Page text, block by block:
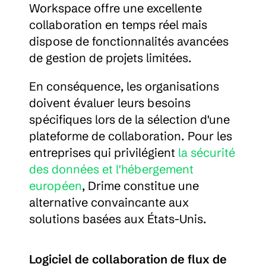
Workspace offre une excellente
collaboration en temps réel mais
dispose de fonctionnalités avancées
de gestion de projets limitées.
En conséquence, les organisations
doivent évaluer leurs besoins
spécifiques lors de la sélection d'une
plateforme de collaboration. Pour les
entreprises qui privilégient la sécurité
des données et l'hébergement
européen, Drime constitue une
alternative convaincante aux
solutions basées aux États-Unis.
Logiciel de collaboration de flux de